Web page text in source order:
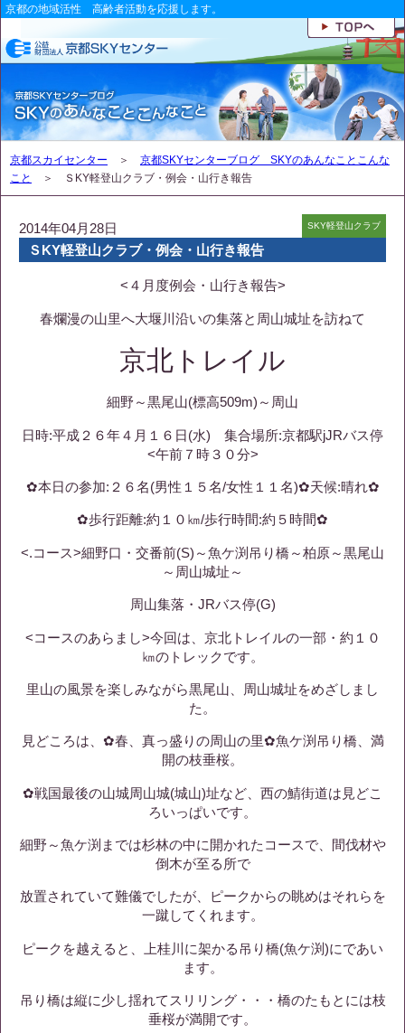
京都の地域活性 高齢者活動を応援します。
京都スカイセンター ＞ 京都SKYセンターブログ SKYのあんなことこんな
こと
＞ ＳKY軽登山クラブ・例会・山行き報告
2014年04月28日 SKY軽登山クラブ
ＳKY軽登山クラブ・例会・山行き報告
<４月度例会・山行き報告>
春爛漫の山里へ大堰川沿いの集落と周山城址を訪ねて
京北トレイル
細野～黒尾山(標高509m)～周山
日時:平成２６年４月１６日(水) 集合場所:京都駅jJRバス停
<午前７時３０分>
✿本日の参加:２６名(男性１５名/女性１１名)✿天候:晴れ✿
✿歩行距離:約１０㎞/歩行時間:約５時間✿
<.コース>細野口・交番前(S)～魚ケ渕吊り橋～柏原～黒尾山
～周山城址～
周山集落・JRバス停(G)
<コースのあらまし>今回は、京北トレイルの一部・約１０
㎞のトレックです。
里山の風景を楽しみながら黒尾山、周山城址をめざしまし
た。
見どころは、✿春、真っ盛りの周山の里✿魚ケ渕吊り橋、満
開の枝垂桜。
✿戦国最後の山城周山城(城山)址など、西の鯖街道は見どこ
ろいっぱいです。
細野～魚ケ渕までは杉林の中に開かれたコースで、間伐材や
倒木が至る所で
放置されていて難儀でしたが、ピークからの眺めはそれらを
一蹴してくれます。
ピークを越えると、上桂川に架かる吊り橋(魚ケ渕)にであい
ます。
吊り橋は縦に少し揺れてスリリング・・・橋のたもとには枝
垂桜が満開です。